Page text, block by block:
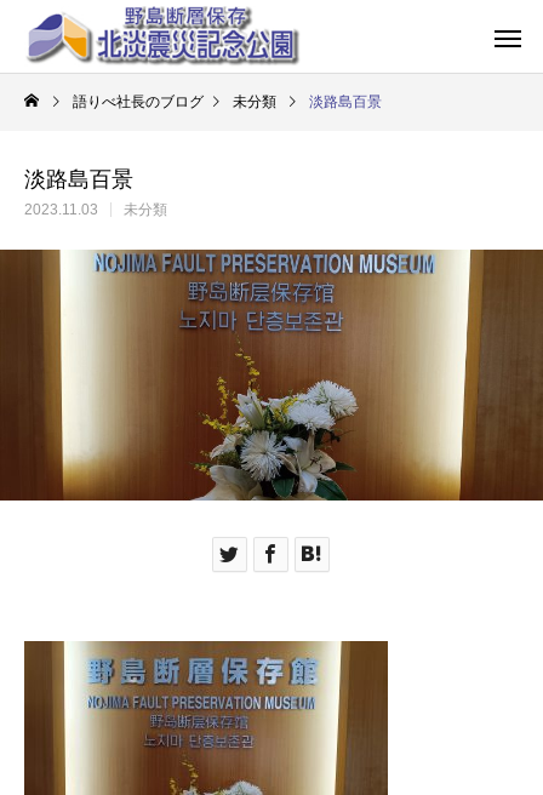
語りべ社長のブログ 未分類 淡路島百景
淡路島百景
2023.11.03 未分類